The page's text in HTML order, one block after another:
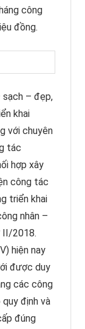
công
đồng.
sạch – đẹp,
khai
với chuyên
tác
hợp xây
công tác
triển khai
nhân –
II/2018.
hiện nay
được duy
các công
định và
đúng